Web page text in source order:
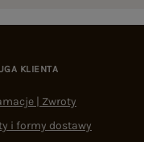
KLIENTA
| Zwroty
i formy dostawy